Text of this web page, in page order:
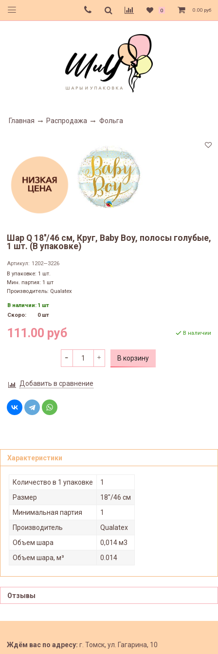
0 0.00 руб
Главная Распродажа Фольга
Шар Q 18''/46 см, Круг, Baby Boy, полосы голубые,
1 шт. (В упаковке)
Артикул: 1202—3226
В упаковке: 1 шт.
Мин. партия: 1 шт
Производитель: Qualatex
В наличии: 1 шт
Скоро:
0 шт
111.00 руб В наличии
В корзину
Добавить в сравнение
Характеристики
Количество в 1 упаковке
1
Размер
18"/46 см
Минимальная партия
1
Производитель
Qualatex
Объем шара
0,014 м3
Объем шара, м³
0.014
Отзывы
Ждём вас по адресу: г. Томск, ул. Гагарина, 10